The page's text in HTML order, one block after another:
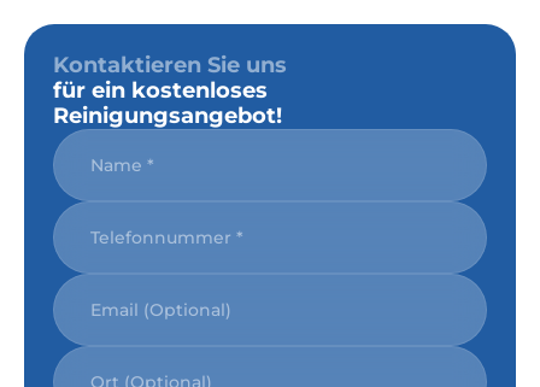
Kontaktieren Sie uns
für ein kostenloses
Reinigungsangebot!